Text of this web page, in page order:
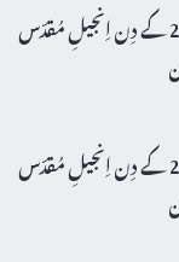
آج مورخہ 8 اگست 2026 کے دِن اِنجیلِ مُقدّس
آج مورخہ 6 اگست 2026 کے دِن اِنجیلِ مُقدّس